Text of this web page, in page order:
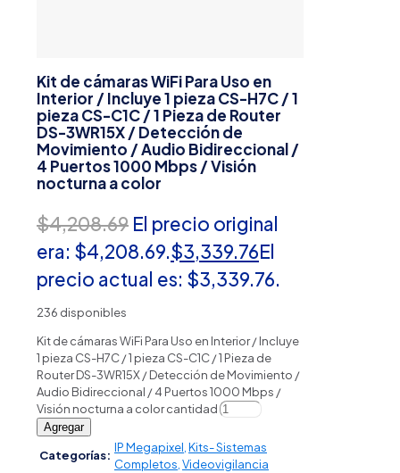
Kit de cámaras WiFi Para Uso en
Interior / Incluye 1 pieza CS-H7C / 1
pieza CS-C1C / 1 Pieza de Router
DS-3WR15X / Detección de
Movimiento / Audio Bidireccional /
4 Puertos 1000 Mbps / Visión
nocturna a color
$4,208.69 El precio original
era: $4,208.69.$3,339.76El
precio actual es: $3,339.76.
236 disponibles
Kit de cámaras WiFi Para Uso en Interior / Incluye
1 pieza CS-H7C / 1 pieza CS-C1C / 1 Pieza de
Router DS-3WR15X / Detección de Movimiento /
Audio Bidireccional / 4 Puertos 1000 Mbps /
Visión nocturna a color cantidad
Agregar
Categorías:
IP Megapixel,Kits- Sistemas
Completos,Videovigilancia